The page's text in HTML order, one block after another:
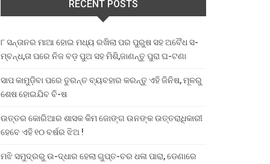
RECENT POSTS
୮ ସନ୍ତାନର ମାଆ ହୋଇ ମଧ୍ୟ ରଖିଲା ପର ପୁରୁଷ ସହ ଅବୈଧ ସ-
ମ୍ବନ୍ଧ,ତା ପରେ ନିଜ ବଡ଼ ପୁଅ ସହ ମିଶି,ଜାଣନ୍ତୁ ପୁରା ଘ-ଟଣା
ସାପ କାମୁଡ଼ିବା ପରେ ତୁରନ୍ତ ବ୍ୟବହାର କରନ୍ତୁ ଏହି ଜିନିଷ, ମୂଳରୁ
ଶେଷ ହୋଇଯିବ ବି-ଷ
ଉତ୍ତର କୋରିଆର ଶାସକ କିମ ଜୋଙ୍ଗ ଉନଙ୍କ ଉତ୍ତରାଧିକାରୀ
ହେବେ ଏହି ୧୦ ବର୍ଷର ଝିଅ !
ମଝି ସମୁଦ୍ରରୁ ଉ-ଦ୍ଧାର ହେଲା ଗୁପ୍ତ-ଚର ଧଳା ପାରା, ଡେଣାରେ